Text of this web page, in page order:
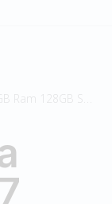
128GB SSD